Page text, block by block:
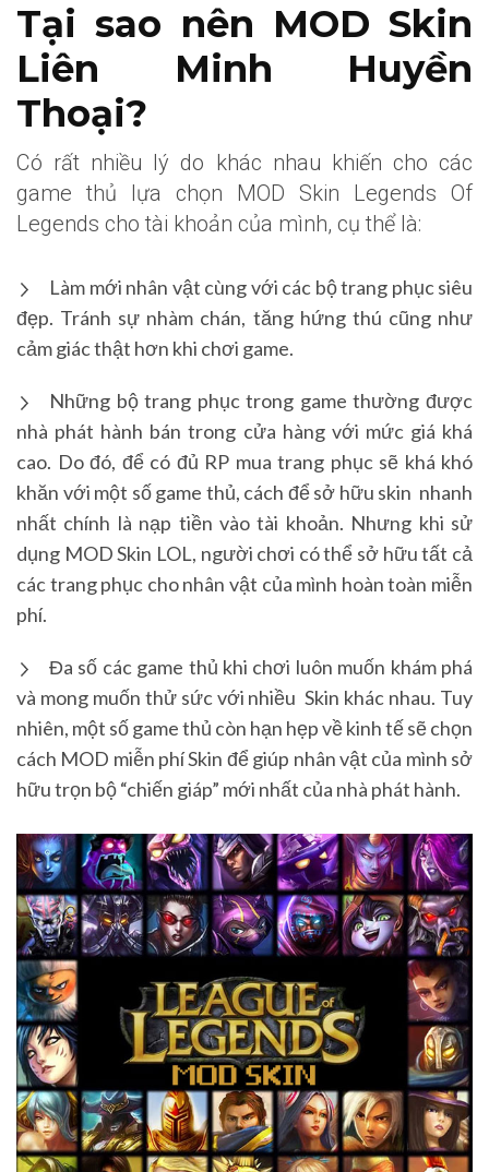
Tại sao nên MOD Skin
Liên Minh Huyền
Thoại?
Có rất nhiều lý do khác nhau khiến cho các
game thủ lựa chọn MOD Skin Legends Of
Legends cho tài khoản của mình, cụ thể là:
Làm mới nhân vật cùng với các bộ trang phục siêu
đẹp. Tránh sự nhàm chán, tăng hứng thú cũng như
cảm giác thật hơn khi chơi game.
Những bộ trang phục trong game thường được
nhà phát hành bán trong cửa hàng với mức giá khá
cao. Do đó, để có đủ RP mua trang phục sẽ khá khó
khăn với một số game thủ, cách để sở hữu skin nhanh
nhất chính là nạp tiền vào tài khoản. Nhưng khi sử
dụng MOD Skin LOL, người chơi có thể sở hữu tất cả
các trang phục cho nhân vật của mình hoàn toàn miễn
phí.
Đa số các game thủ khi chơi luôn muốn khám phá
và mong muốn thử sức với nhiều Skin khác nhau. Tuy
nhiên, một số game thủ còn hạn hẹp về kinh tế sẽ chọn
cách MOD miễn phí Skin để giúp nhân vật của mình sở
hữu trọn bộ “chiến giáp” mới nhất của nhà phát hành.